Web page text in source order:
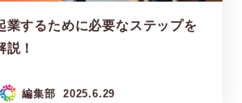
業するために必要なステップを
！
編集部 2025.6.29